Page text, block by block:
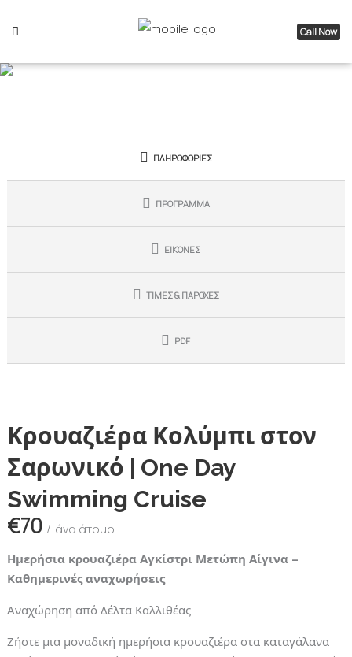
Call Now
Κρουαζιέρα Κολύμπι στον
ΠΛΗΡΟΦΟΡΙΕΣ
ΠΡΟΓΡΑΜΜΑ
ΕΙΚΟΝΕΣ
ΤΙΜΕΣ & ΠΑΡΟΧΕΣ
PDF
Κρουαζιέρα Κολύμπι στον
Σαρωνικό | One Day
Swimming Cruise
€70 άνα άτομο
Ημερήσια κρουαζιέρα Αγκίστρι Μετώπη Αίγινα –
Καθημερινές αναχωρήσεις
Αναχώρηση από Δέλτα Καλλιθέας
Ζήστε μια μοναδική ημερήσια κρουαζιέρα στα καταγάλανα